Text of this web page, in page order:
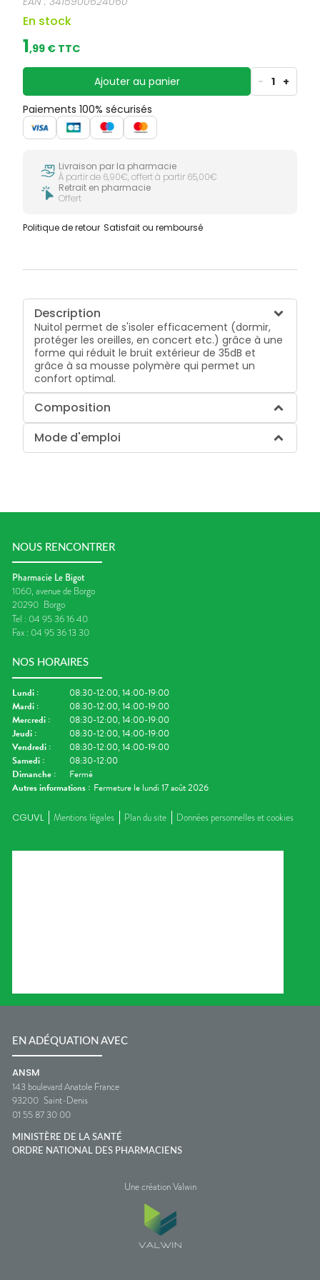
En stock
1,99 € TTC
Ajouter au panier - 1 +
Paiements 100% sécurisés
Livraison par la pharmacie
À partir de 6,90€, offert à partir 65,00€
Retrait en pharmacie
Offert
Politique de retour Satisfait ou remboursé
Description
Nuitol permet de s'isoler efficacement (dormir,
protéger les oreilles, en concert etc.) grâce à une
forme qui réduit le bruit extérieur de 35dB et
grâce à sa mousse polymère qui permet un
confort optimal.
Composition
Mode d'emploi
NOUS RENCONTRER
Pharmacie Le Bigot
1060, avenue de Borgo
20290 Borgo
Tel : 04 95 36 16 40
Fax : 04 95 36 13 30
NOS HORAIRES
Lundi :
08:30-12:00, 14:00-19:00
Mardi :
08:30-12:00, 14:00-19:00
Mercredi :
08:30-12:00, 14:00-19:00
Jeudi :
08:30-12:00, 14:00-19:00
Vendredi :
08:30-12:00, 14:00-19:00
Samedi :
08:30-12:00
Dimanche :
Fermé
Autres informations : Fermeture le lundi 17 août 2026
CGUVL Mentions légales Plan du site Données personnelles et cookies
EN ADÉQUATION AVEC
ANSM
143 boulevard Anatole France
93200 Saint-Denis
01 55 87 30 00
MINISTÈRE DE LA SANTÉ
ORDRE NATIONAL DES PHARMACIENS
Une création Valwin